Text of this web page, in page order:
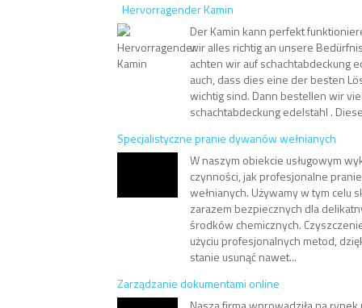
Hervorragender Kamin
Der Kamin kann perfekt
wir alles richtig an unsere
achten wir auf schachtabdeckung
auch, dass dies eine der besten
wichtig sind. Dann bestellen wir
schachtabdeckung edelstahl .
Specjalistyczne pranie dywanów wełnianych
W naszym obiekcie usługowym
czynności, jak profesjonalne
wełnianych. Używamy w tym celu
zarazem bezpiecznych dla
środków chemicznych.
użyciu profesjonalnych metod,
stanie usunąć nawet...
Zarządzanie dokumentami online